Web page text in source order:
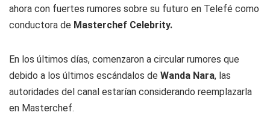
ahora con fuertes rumores sobre su futuro en Telefé como
conductora de Masterchef Celebrity.
En los últimos días, comenzaron a circular rumores que
debido a los últimos escándalos de Wanda Nara, las
autoridades del canal estarían considerando reemplazarla
en Masterchef.